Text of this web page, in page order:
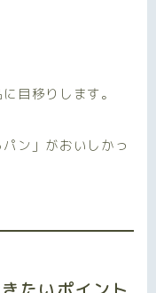
目移りします。
ン」がおいしかっ